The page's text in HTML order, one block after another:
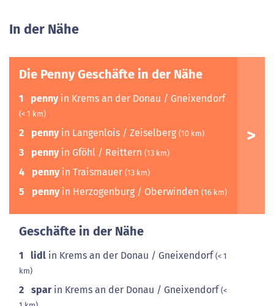
In der Nähe
Die Penny Geschäfte in der Nähe
1 pennyin Krems an der Donau / Gneixendorf
(< 1 km)
2 pennyin Langenlois / Zeiselberg (10 km)
3 pennyin Gföhl / Reittern (13 km)
4 pennyin Traismauer (13 km)
5 pennyin Herzogenburg / Oberwinden (16 km)
Geschäfte in der Nähe
1 lidl in Krems an der Donau / Gneixendorf(< 1
km)
2 sparin Krems an der Donau / Gneixendorf(<